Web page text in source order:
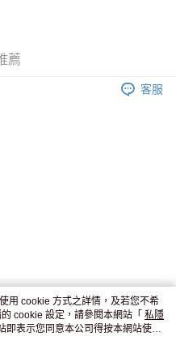
薦
客服
用 cookie 方式之詳情，及若您不希
cookie 設定，請參閱本網站「 私隱
即表示您同意本公司得按本網站使用